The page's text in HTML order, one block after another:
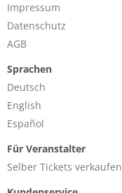
Impressum
Datenschutz
AGB
Sprachen
Deutsch
English
Español
Für Veranstalter
Selber Tickets verkaufen